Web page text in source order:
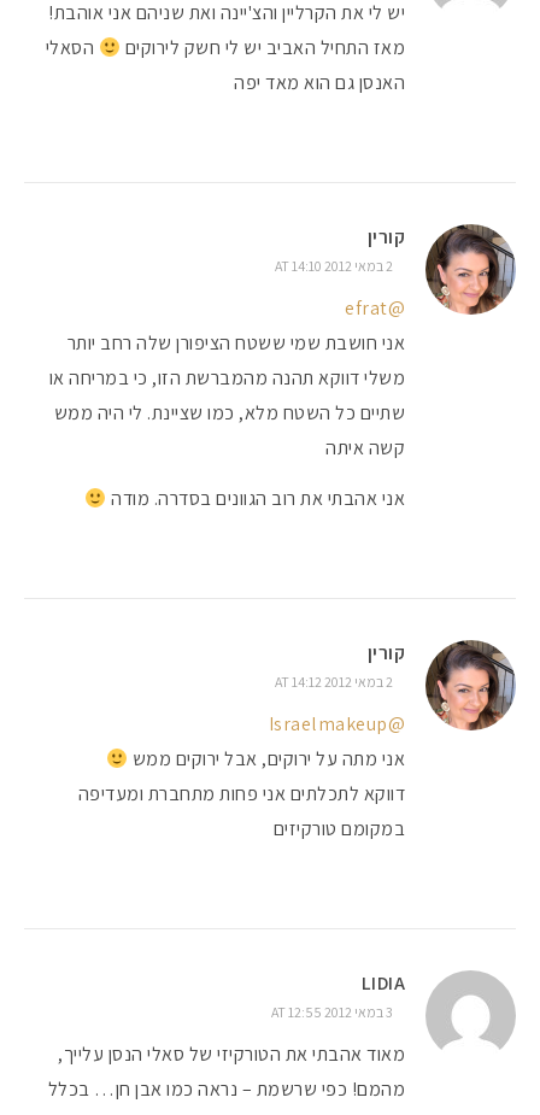
יש לי את הקרליין והצ'יינה ואת שניהם אני אוהבת!
מאז התחיל האביב יש לי חשק לירוקים
הסאלי
האנסן גם הוא מאד יפה
קורין
2 במאי 2012 AT 14:10
@efrat
אני חושבת שמי ששטח הציפורן שלה רחב יותר
משלי דווקא תהנה מהמברשת הזו, כי במריחה או
שתיים כל השטח מלא, כמו שציינת. לי היה ממש
קשה איתה
אני אהבתי את רוב הגוונים בסדרה. מודה
קורין
2 במאי 2012 AT 14:12
@Israelmakeup
אני מתה על ירוקים, אבל ירוקים ממש
דווקא לתכלתים אני פחות מתחברת ומעדיפה
במקומם טורקיזים
LIDIA
3 במאי 2012 AT 12:55
מאוד אהבתי את הטורקיזי של סאלי הנסן עלייך,
מהמם! כפי שרשמת – נראה כמו אבן חן… בכלל